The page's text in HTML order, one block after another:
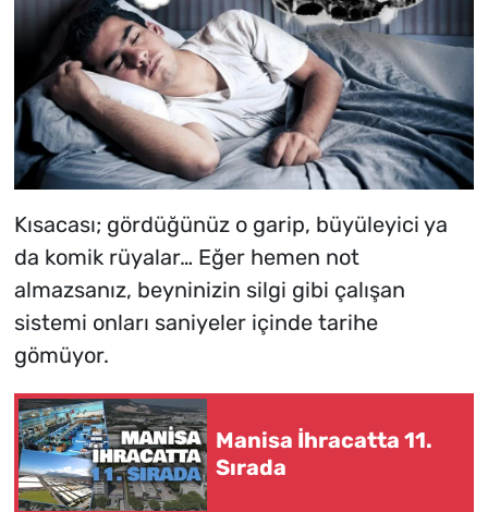
Kısacası; gördüğünüz o garip, büyüleyici ya
da komik rüyalar… Eğer hemen not
almazsanız, beyninizin silgi gibi çalışan
sistemi onları saniyeler içinde tarihe
gömüyor.
Manisa İhracatta 11.
Sırada